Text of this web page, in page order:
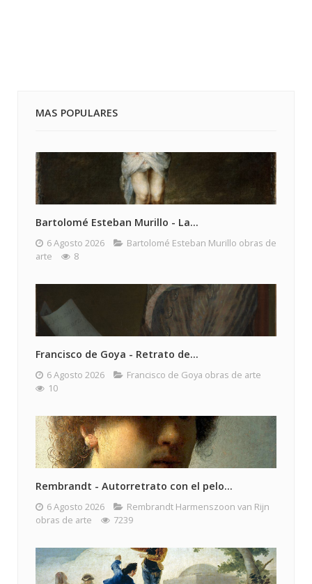
MAS POPULARES
Bartolomé Esteban Murillo - La...
6 Agosto 2026
Bartolomé Esteban Murillo obras de
arte
8
Francisco de Goya - Retrato de...
6 Agosto 2026
Francisco de Goya obras de arte
10
Rembrandt - Autorretrato con el pelo...
6 Agosto 2026
Rembrandt Harmenszoon van Rijn
obras de arte
7239